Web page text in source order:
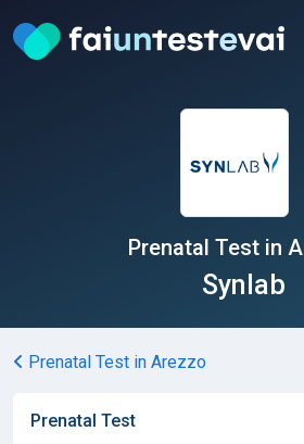
Prenatal Test in
Synlab
Prenatal Test in Arezzo
Prenatal Test